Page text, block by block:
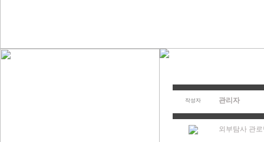
작성자 관리자
외부탐사 관